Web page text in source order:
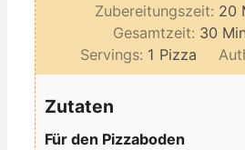
Zubereitungszeit: 20
Gesamtzeit: 30
Servings: 1 Pizza
Zutaten
Für den Pizzaboden